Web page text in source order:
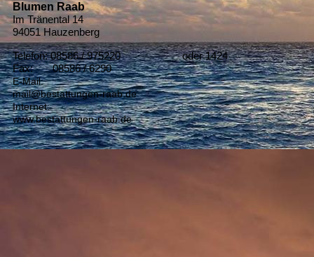
Blumen Raab
Im Tränental 14
94051 Hauzenberg
Telefon: 08586 / 975220 oder 1424
Fax: 08586 / 6290
E-Mail:
mail@bestattungen-raab.de
Internet:
www.bestattungen-raab.de